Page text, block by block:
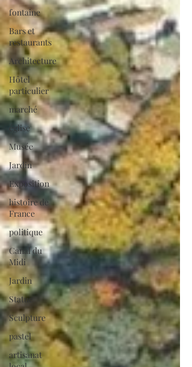
fontaine
Bars et
restaurants
Architecture
Hôtel
particulier
marché
église
Musée
Jardin
Exposition
histoire de
France
politique
Canal du
Midi
Jardin
Statue
Sculpture
pastel
artisanat